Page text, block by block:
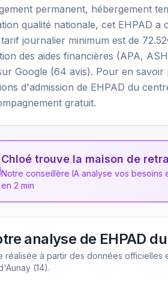
permanent, hébergement
qualité nationale, cet EHPAD
tarif journalier minimum est de
des aides financières (APA,
Google (64 avis). Pour en
d'admission de EHPAD du
gratuit.
Chloé trouve la maison de
Notre conseillère IA analyse vos besoins
en 2 min
analyse de EHPAD
réalisée à partir des données officielles
(14).